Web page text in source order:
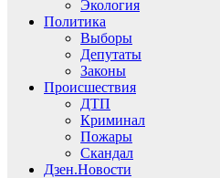
Экология
Политика
Выборы
Депутаты
Законы
Происшествия
ДТП
Криминал
Пожары
Скандал
Дзен.Новости